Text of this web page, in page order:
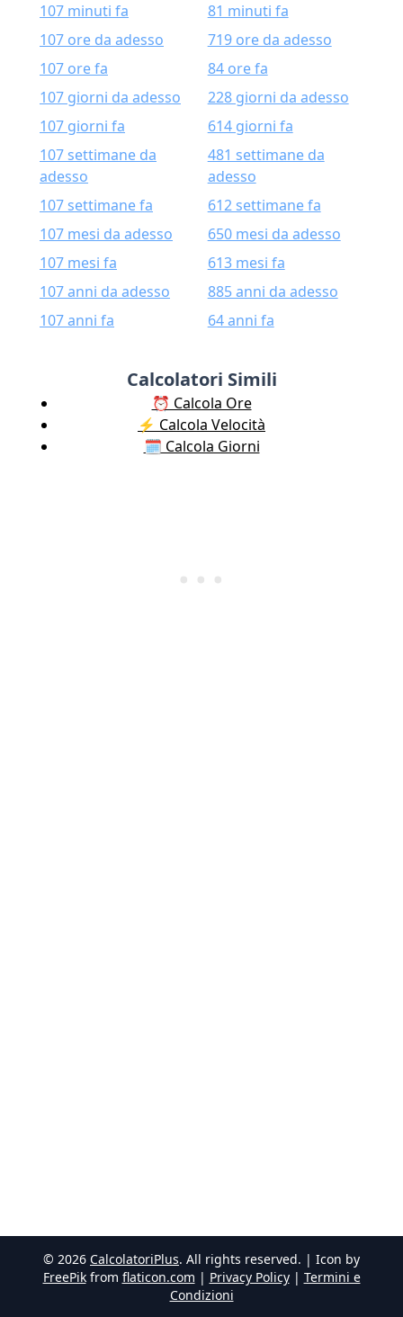
107 minuti fa
107 ore da adesso
107 ore fa
107 giorni da adesso
107 giorni fa
107 settimane da
adesso
107 settimane fa
107 mesi da adesso
107 mesi fa
107 anni da adesso
107 anni fa
81 minuti fa
719 ore da adesso
84 ore fa
228 giorni da adesso
614 giorni fa
481 settimane da
adesso
612 settimane fa
650 mesi da adesso
613 mesi fa
885 anni da adesso
64 anni fa
Calcolatori Simili
⏰ Calcola Ore
⚡️ Calcola Velocità
🗓️ Calcola Giorni
© 2026 CalcolatoriPlus. All rights reserved. | Icon by
FreePik from flaticon.com | Privacy Policy| Termini e
Condizioni